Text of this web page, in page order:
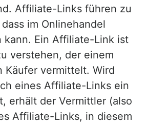
Affiliate-Links führen zu
im Onlinehandel
kann. Ein Affiliate-Link ist
verstehen, der einem
Käufer vermittelt. Wird
eines Affiliate-Links ein
erhält der Vermittler (also
Affiliate-Links, in diesem